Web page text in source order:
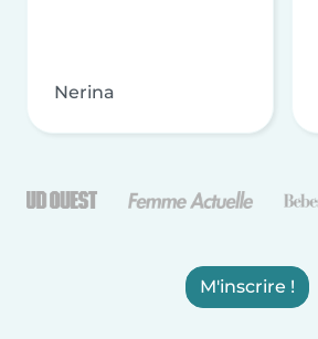
Nerina
M'inscrire !